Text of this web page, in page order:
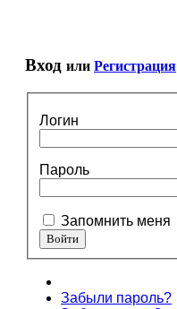
Вход или Регистрация
Логин
Пароль
Запомнить меня
Забыли пароль?